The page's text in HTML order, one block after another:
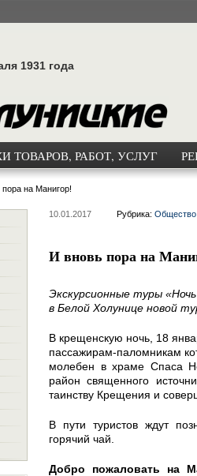
1931 года
ТОВАРОВ, РАБОТ, УСЛУГ
на Манигор!
10.01.2017 Рубрика: Общество
И вновь пора на
Экскурсионные туры
в Белой Холунице новой
В крещенскую ночь, 18
пассажирам-паломникам
молебен в храме Спаса
район священного
таинству Крещения и
В пути туристов ждут
горячий чай.
Добро пожаловать на